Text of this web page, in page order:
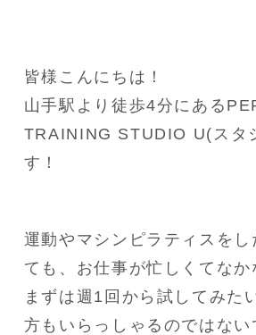
皆様こんにちは！
山手駅より徒歩4分にある
TRAINING STUDIO U(スタ
す！
運動やマシンピラティスをし
ても、お仕事が忙しくてなか
まずは週1回から試してみた
方もいらっしゃるのではない